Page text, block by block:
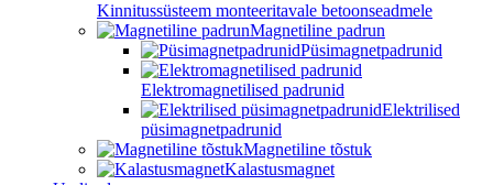
Kinnitussüsteem monteeritavale betoonseadmele
Magnetiline padrun
Püsimagnetpadrunid
Elektromagnetilised padrunid
Elektrilised
püsimagnetpadrunid
Magnetiline tõstuk
Kalastusmagnet